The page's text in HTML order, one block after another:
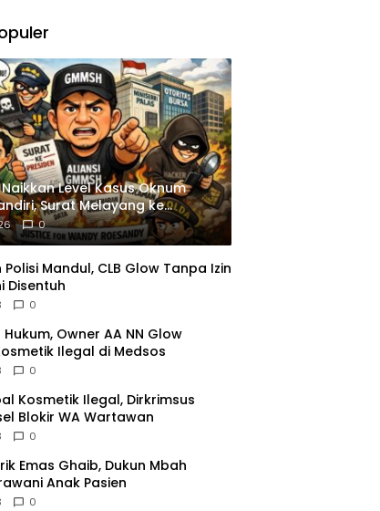
Naikkan Level Kasus Oknum
Surat Melayang ke
0
Polisi Mandul, CLB Glow Tanpa Izin
Disentuh
0
Owner AA NN Glow
Ilegal di Medsos
0
Kosmetik Ilegal, Dirkrimsus
Blokir WA Wartawan
0
Emas Ghaib, Dukun Mbah
Anak Pasien
0